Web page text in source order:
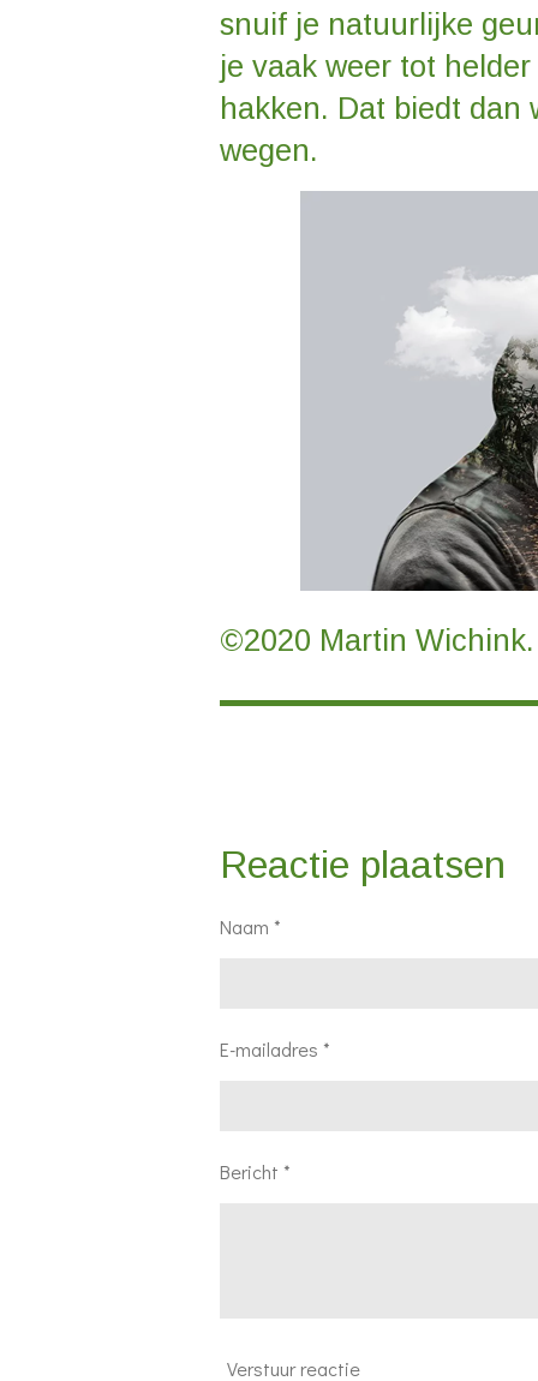
snuif je natuurlijke
je vaak weer tot
hakken. Dat biedt dan
wegen.
©2020 Martin Wichink.
Reactie plaatsen
Naam *
E-mailadres *
Bericht *
Verstuur reactie